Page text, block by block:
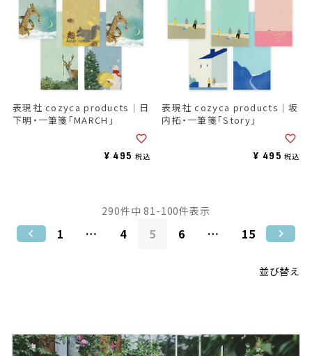
表現社 cozyca products｜日
下明・一筆箋「MARCH」
¥ 495 税込
表現社 cozyca products｜坂
内拓・一筆箋「Story」
¥ 495 税込
並び替え
290件中 81 -100件表示
1 … 4 5 6 … 15